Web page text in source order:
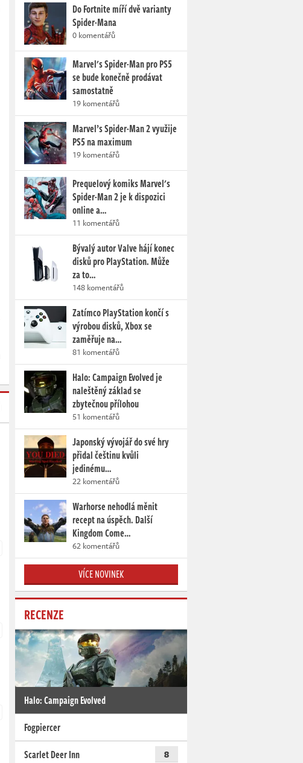
Do Fortnite míří dvě varianty
Spider-Mana
0 komentářů
Marvel's Spider-Man pro PS5
se bude konečně prodávat
samostatně
19 komentářů
Marvel’s Spider-Man 2 využije
PS5 na maximum
19 komentářů
Prequelový komiks Marvel's
Spider-Man 2 je k dispozici
online a…
11 komentářů
Bývalý autor Valve hájí konec
disků pro PlayStation. Může
za to…
148 komentářů
Zatímco PlayStation končí s
výrobou disků, Xbox se
zaměřuje na…
81 komentářů
Halo: Campaign Evolved je
naleštěný základ se
zbytečnou přílohou
51 komentářů
Japonský vývojář do své hry
přidal češtinu kvůli
jedinému…
22 komentářů
Warhorse nehodlá měnit
recept na úspěch. Další
Kingdom Come…
62 komentářů
VÍCE NOVINEK
RECENZE
Halo: Campaign Evolved
Fogpiercer
Scarlet Deer Inn
8